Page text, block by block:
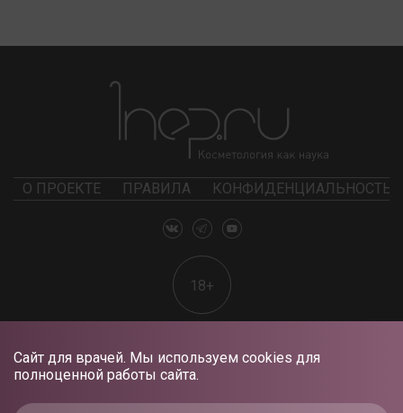
Сайт для врачей. Мы используем cookies для
полноценной работы сайта.
О ПРОЕКТЕ ПРАВИЛА КОНФИДЕНЦИАЛЬНОСТЬ
18+